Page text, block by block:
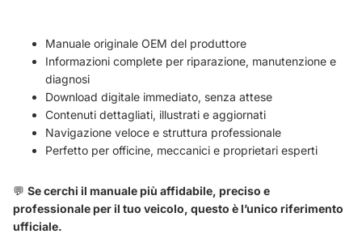
Manuale originale OEM del produttore
Informazioni complete per riparazione, manutenzione e
diagnosi
Download digitale immediato, senza attese
Contenuti dettagliati, illustrati e aggiornati
Navigazione veloce e struttura professionale
Perfetto per officine, meccanici e proprietari esperti
💬 Se cerchi il manuale più affidabile, preciso e
professionale per il tuo veicolo, questo è l’unico riferimento
ufficiale.